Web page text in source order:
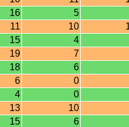
16
5
11 10
15
4
19
7
18
6
6
0
4
0
13
10
15
6